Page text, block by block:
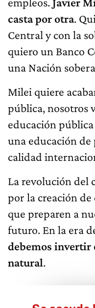
casta por otra.
Central y con la
quiero un Banco
una Nación
Milei quiere
pública, nosotros
educación
una educación
calidad
La revolución del
por la creación de
que preparen a
futuro. En la era
debemos invertir
natural.